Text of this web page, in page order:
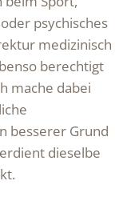
psychisches
medizinisch
berechtigt
mache dabei
besserer Grund
dieselbe